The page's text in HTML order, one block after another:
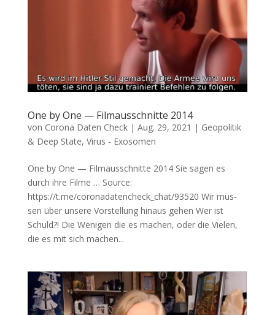
One by One — Filmausschnitte 2014
von Corona Daten Check| Aug. 29, 2021 | Geopolitik
& Deep State, Virus - Exosomen
One by One — Filmausschnitte 2014 Sie sagen es
durch ihre Filme … Source:
https://t.me/coronadatencheck_chat/93520 Wir müs­
sen über unse­re Vor­stel­lung hin­aus gehen Wer ist
Schuld?! Die Weni­gen die es machen, oder die Vie­len,
die es mit sich machen...